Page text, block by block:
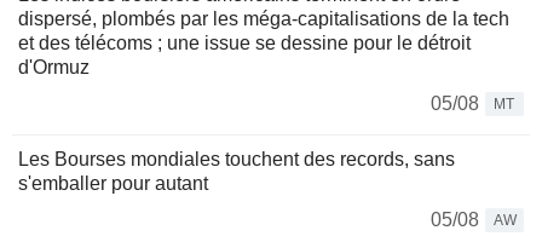
dispersé, plombés par les méga-capitalisations de la tech
et des télécoms ; une issue se dessine pour le détroit
d'Ormuz
05/08
MT
Les Bourses mondiales touchent des records, sans
s'emballer pour autant
05/08
AW